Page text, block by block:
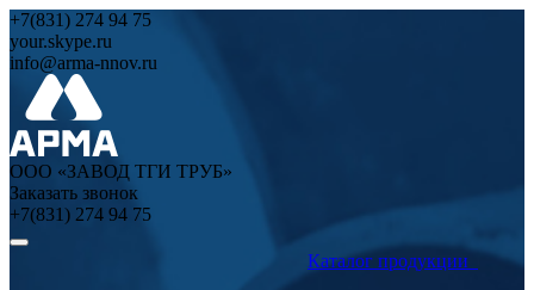
+7(831) 274 94 75
your.skype.ru
info@arma-nnov.ru
ООО «ЗАВОД ТГИ ТРУБ»
Заказать звонок
+7(831) 274 94 75
Каталог продукции